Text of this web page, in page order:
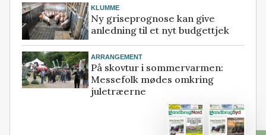
KLUMME
Ny griseprognose kan give
anledning til et nyt budgettjek
ARRANGEMENT
På skovtur i sommervarmen:
Messefolk mødes omkring
juletræerne